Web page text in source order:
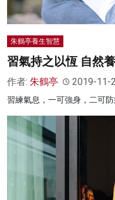
朱鶴亭養生智慧
習氣持之以恆 自然
作者: 朱鶴亭 2019-11-
習練氣息，一可強身，二可防